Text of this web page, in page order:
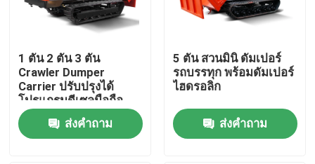
ผลิตภัณฑ์
วิดีโอ
รถดั๊มพ์ใต้ดิน
1 ตัน 2 ตัน 3 ตัน
Crawler Dumper
Carrier ปรับปรุงได้
โปรแกรมดีเซลมือถือ
สําหรับขาย
ส่งคำถาม
5 ตัน สวนมินิ ดัมเปอร์
รถบรรทุก พร้อมดัมเปอร์
ไฮดรอลิก
ส่งคำถาม